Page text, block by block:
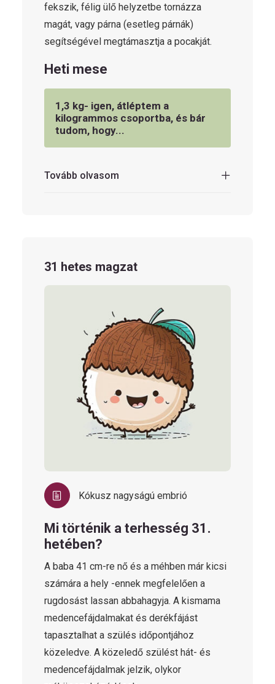
fekszik, félig ülő helyzetbe tornázza
magát, vagy párna (esetleg párnák)
segítségével megtámasztja a pocakját.
Heti mese
1,3 kg- igen, átléptem a
kilogrammos csoportba, és bár
tudom, hogy...
Tovább olvasom
31 hetes magzat
Kókusz nagyságú embrió
Mi történik a terhesség 31.
hetében?
A baba 41 cm-re nő és a méhben már kicsi
számára a hely -ennek megfelelően a
rugdosást lassan abbahagyja. A kismama
medencefájdalmakat és derékfájást
tapasztalhat a szülés időpontjához
közeledve. A közeledő szülést hát- és
medencefájdalmak jelzik, olykor